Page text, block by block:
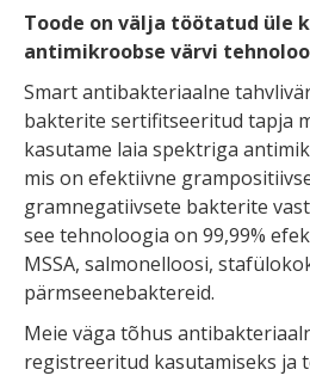
Toode on välja töötatud üle
antimikroobse värvi
Smart antibakteriaalne
bakterite sertifitseeritud tapja
kasutame laia spektriga
mis on efektiivne
gramnegatiivsete bakterite
see tehnoloogia on 99,99%
MSSA, salmonelloosi,
pärmseenebaktereid.
Meie väga tõhus
registreeritud kasutamiseks ja